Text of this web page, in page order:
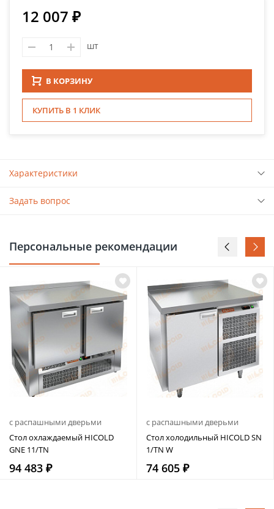
12 007 ₽
шт
В КОРЗИНУ
КУПИТЬ В 1 КЛИК
Характеристики
Задать вопрос
Персональные рекомендации
с распашными дверьми
Стол охлаждаемый HICOLD
GNE 11/TN
94 483 ₽
с распашными дверьми
Стол холодильный HICOLD SN
1/TN W
74 605 ₽